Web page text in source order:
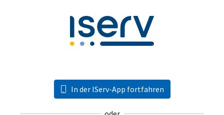
In der IServ-App fortfahren